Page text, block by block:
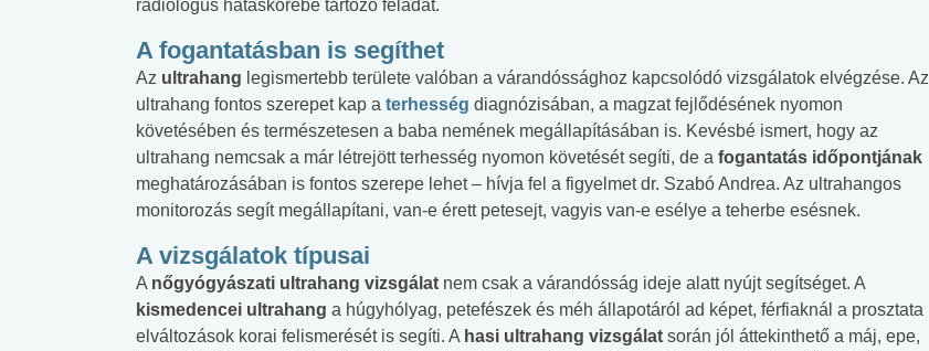
radiológus hatáskörébe tartozó feladat.
A fogantatásban is segíthet
Az ultrahang legismertebb területe valóban a várandóssághoz kapcsolódó vizsgálatok elvégzése. Az
ultrahang fontos szerepet kap a terhesség diagnózisában, a magzat fejlődésének nyomon
követésében és természetesen a baba nemének megállapításában is. Kevésbé ismert, hogy az
ultrahang nemcsak a már létrejött terhesség nyomon követését segíti, de a fogantatás időpontjának
meghatározásában is fontos szerepe lehet – hívja fel a figyelmet dr. Szabó Andrea. Az ultrahangos
monitorozás segít megállapítani, van-e érett petesejt, vagyis van-e esélye a teherbe esésnek.
A vizsgálatok típusai
A nőgyógyászati ultrahang vizsgálat nem csak a várandósság ideje alatt nyújt segítséget. A
kismedencei ultrahang a húgyhólyag, petefészek és méh állapotáról ad képet, férfiaknál a prosztata
elváltozások korai felismerését is segíti. A hasi ultrahang vizsgálat során jól áttekinthető a máj, epe,